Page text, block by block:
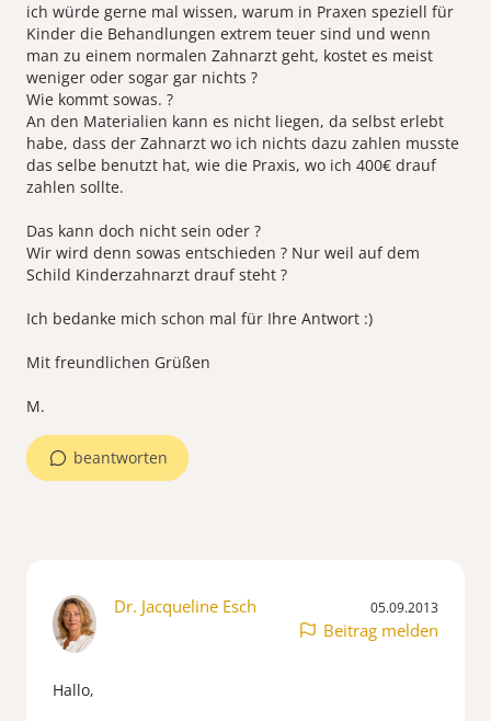
ich würde gerne mal wissen, warum in Praxen speziell für
Kinder die Behandlungen extrem teuer sind und wenn
man zu einem normalen Zahnarzt geht, kostet es meist
weniger oder sogar gar nichts ?
Wie kommt sowas. ?
An den Materialien kann es nicht liegen, da selbst erlebt
habe, dass der Zahnarzt wo ich nichts dazu zahlen musste
das selbe benutzt hat, wie die Praxis, wo ich 400€ drauf
zahlen sollte.
Das kann doch nicht sein oder ?
Wir wird denn sowas entschieden ? Nur weil auf dem
Schild Kinderzahnarzt drauf steht ?
Ich bedanke mich schon mal für Ihre Antwort :)
Mit freundlichen Grüßen
M.
beantworten
Dr. Jacqueline Esch 05.09.2013
Beitrag melden
Hallo,